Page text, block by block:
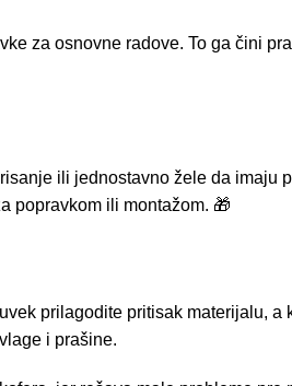
za osnovne radove. To ga čini
ili jednostavno žele da imaju
popravkom ili montažom. 🎁
prilagodite pritisak materijalu,
i prašine.